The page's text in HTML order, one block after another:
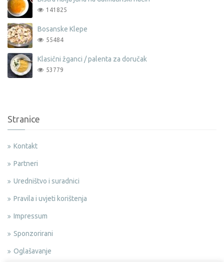
141825
Bosanske Klepe
55484
Klasični žganci / palenta za doručak
53779
Stranice
Kontakt
Partneri
Uredništvo i suradnici
Pravila i uvjeti korištenja
Impressum
Sponzorirani
Oglašavanje